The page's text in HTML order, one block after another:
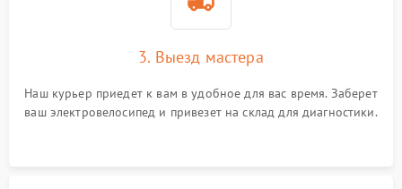
3. Выезд мастера
Наш курьер приедет к вам в удобное для вас время. Заберет
ваш электровелосипед и привезет на склад для диагностики.